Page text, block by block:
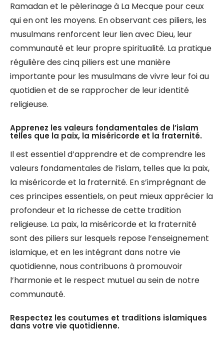
Ramadan et le pèlerinage à La Mecque pour ceux
qui en ont les moyens. En observant ces piliers, les
musulmans renforcent leur lien avec Dieu, leur
communauté et leur propre spiritualité. La pratique
régulière des cinq piliers est une manière
importante pour les musulmans de vivre leur foi au
quotidien et de se rapprocher de leur identité
religieuse.
Apprenez les valeurs fondamentales de l’islam
telles que la paix, la miséricorde et la fraternité.
Il est essentiel d’apprendre et de comprendre les
valeurs fondamentales de l’islam, telles que la paix,
la miséricorde et la fraternité. En s’imprégnant de
ces principes essentiels, on peut mieux apprécier la
profondeur et la richesse de cette tradition
religieuse. La paix, la miséricorde et la fraternité
sont des piliers sur lesquels repose l’enseignement
islamique, et en les intégrant dans notre vie
quotidienne, nous contribuons à promouvoir
l’harmonie et le respect mutuel au sein de notre
communauté.
Respectez les coutumes et traditions islamiques
dans votre vie quotidienne.